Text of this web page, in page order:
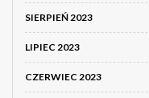
SIERPIEŃ 2023
LIPIEC 2023
CZERWIEC 2023